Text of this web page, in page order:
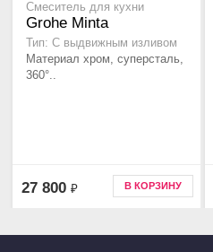
Смеситель для кухни
Grohe Minta
Тип: С выдвижным изливом
Материал хром, суперсталь,
360°..
27 800 ₽ В КОРЗИНУ